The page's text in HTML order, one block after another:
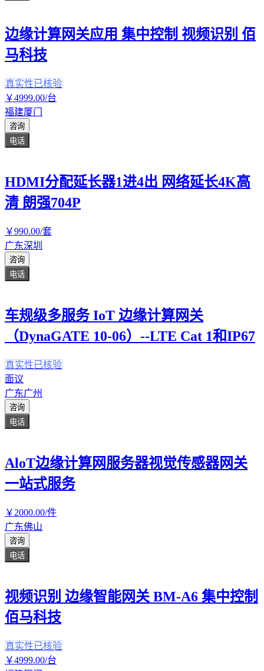
边缘计算网关应用 集中控制 视频识别 佰
马科技
真实性已核验
￥4999.00/台
福建厦门
咨询
电话
HDMI分配延长器1进4出 网络延长4K高
清 朗强704P
￥990.00/套
广东深圳
咨询
电话
车规级多服务 IoT 边缘计算网关
（DynaGATE 10-06）--LTE Cat 1和IP67
真实性已核验
面议
广东广州
咨询
电话
AloT边缘计算网服务器视觉传感器网关
一站式服务
￥ 2000.00/件
广东佛山
咨询
电话
视频识别 边缘智能网关 BM-A6 集中控制
佰马科技
真实性已核验
￥4999.00/台